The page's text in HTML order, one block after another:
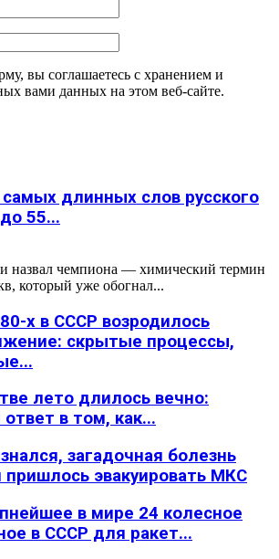
вы соглашаетесь с хранением и
вами данных на этом веб-сайте.
длинных слов русского
55...
назвал чемпиона — химический термин
который уже обогнал...
х в СССР возродилось
скрытые процессы,
лето длилось вечно:
в том, как...
загадочная болезнь
эвакуировать МКС
в мире 24 колесное
в СССР для ракет...